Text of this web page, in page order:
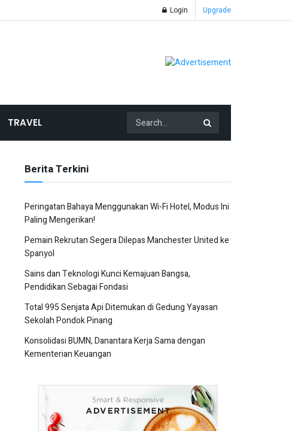
Login Upgrade
TRAVEL
Berita Terkini
Peringatan Bahaya Menggunakan Wi-Fi Hotel, Modus Ini
Paling Mengerikan!
Pemain Rekrutan Segera Dilepas Manchester United ke
Spanyol
Sains dan Teknologi Kunci Kemajuan Bangsa,
Pendidikan Sebagai Fondasi
Total 995 Senjata Api Ditemukan di Gedung Yayasan
Sekolah Pondok Pinang
Konsolidasi BUMN, Danantara Kerja Sama dengan
Kementerian Keuangan